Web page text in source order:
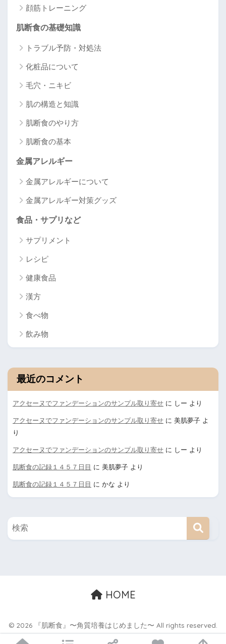
顔筋トレーニング
肌断食の基礎知識
トラブル予防・対処法
化粧品について
毛穴・ニキビ
肌の構造と知識
肌断食のやり方
肌断食の基本
金属アレルギー
金属アレルギーについて
金属アレルギー対策グッズ
食品・サプリなど
サプリメント
レシピ
健康食品
漢方
食べ物
飲み物
最近のコメント
アクセーヌでファンデーションのサンプル取り寄せ に しー より
アクセーヌでファンデーションのサンプル取り寄せ に 美肌夢子 よ
り
アクセーヌでファンデーションのサンプル取り寄せ に しー より
肌断食の記録１４５７日目 に 美肌夢子 より
肌断食の記録１４５７日目 に かな より
HOME
© 2026 『肌断食』〜角質培養はじめました〜 All rights reserved.